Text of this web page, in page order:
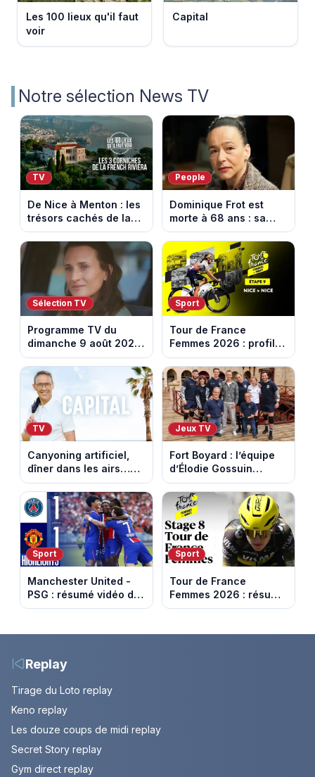
Les 100 lieux qu'il faut
voir
Capital
Notre sélection News TV
TV
De Nice à Menton : les
trésors cachés de la
French Riviera dévoilés
dans les 100 lieux qu'il
faut voir
People
Dominique Frot est
morte à 68 ans : sa
sœur Catherine Frot
annonce la triste
nouvelle
Sélection TV
Programme TV du
dimanche 9 août 2026
: notre sélection pour
votre soirée télé
Sport
Tour de France
Femmes 2026 : profil
et horaires de la
dernière étape à Nice
TV
Canyoning artificiel,
dîner dans les airs…
les loisirs les plus fous
passés au crible dans
Capital
Jeux TV
Fort Boyard : l’équipe
d’Élodie Gossuin
termine avec une belle
somme pour l'Unicef et
le Refuge
Sport
Manchester United -
PSG : résumé vidéo du
match amical du 8 août
Sport
Tour de France
Femmes 2026 : résumé
vidéo de la 9e étape
Replay
Tirage du Loto replay
Keno replay
Les douze coups de midi replay
Secret Story replay
Gym direct replay